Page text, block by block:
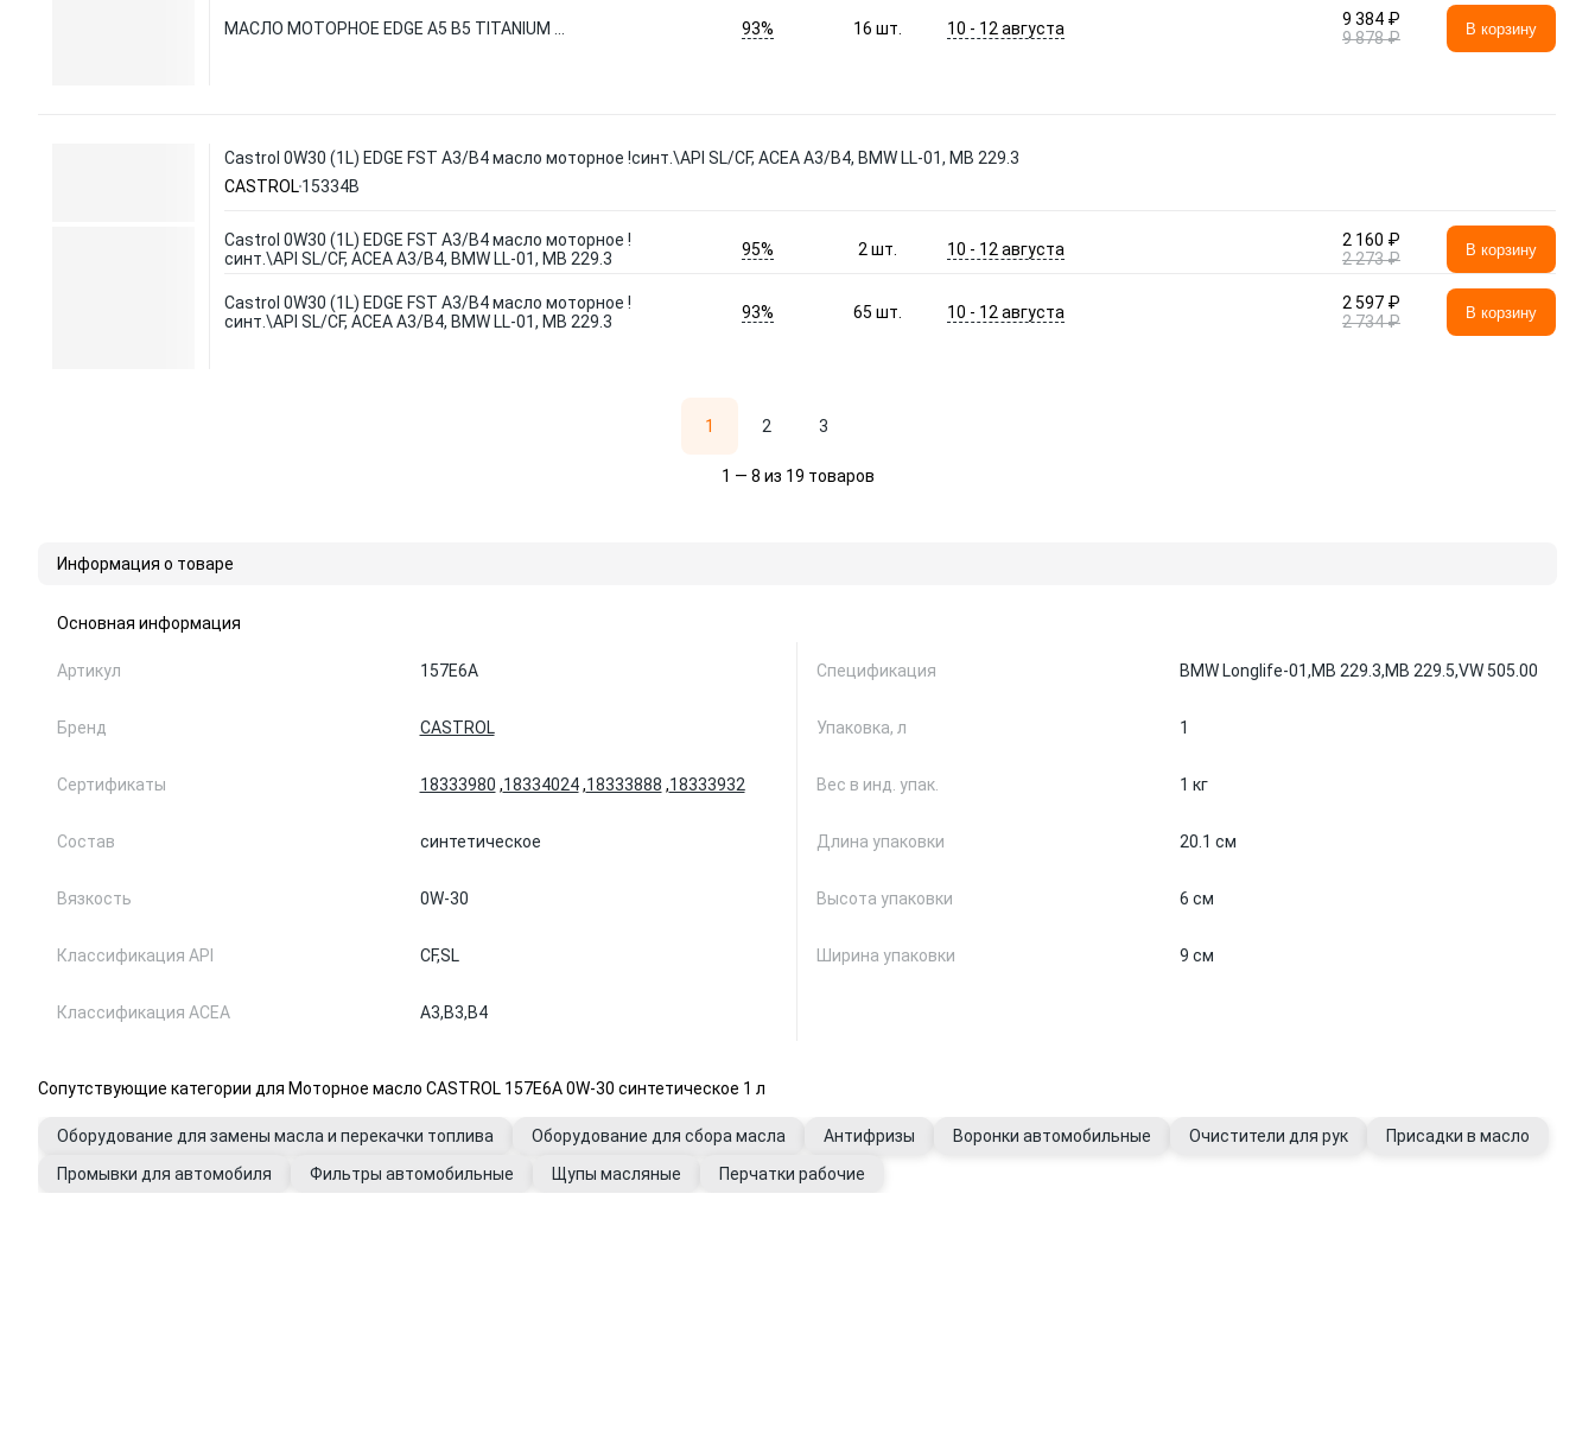
МАСЛО МОТОРНОЕ EDGE A5 B5 TITANIUM ... 93% 16шт. 10 - 12 августа
9 384 ₽
9 878 ₽
В корзину
Castrol 0W30 (1L) EDGE FST A3/B4 масло моторное !синт.\API SL/CF, ACEA A3/B4, BMW LL-01, MB 229.3
CASTROL15334B
Castrol 0W30 (1L) EDGE FST A3/B4 масло моторное !
синт.\API SL/CF, ACEA A3/B4, BMW LL-01, MB 229.3
95% 2шт. 10 - 12 августа
2 160 ₽
2 273 ₽
В корзину
Castrol 0W30 (1L) EDGE FST A3/B4 масло моторное !
синт.\API SL/CF, ACEA A3/B4, BMW LL-01, MB 229.3
93% 65шт. 10 - 12 августа
2 597 ₽
2 734 ₽
В корзину
1 2 3
1 — 8 из 19 товаров
Информация о товаре
Основная информация
Артикул 157E6A
Бренд CASTROL
Сертификаты 18333980 ,18334024,18333888 ,18333932
Состав синтетическое
Вязкость 0W-30
Классификация API CF,SL
Классификация ACEA A3,B3,B4
Спецификация BMW Longlife-01,MB 229.3,MB 229.5,VW 505.00
Упаковка, л 1
Вес в инд. упак. 1 кг
Длина упаковки 20.1 см
Высота упаковки 6 см
Ширина упаковки 9 см
Сопутствующие категории для Моторное масло CASTROL 157E6A 0W-30 синтетическое 1 л
Оборудование для замены масла и перекачки топлива Оборудование для сбора масла Антифризы Воронки автомобильные Очистители для рук
Присадки в масло
Промывки для автомобиля
Фильтры автомобильные Щупы масляные Перчатки рабочие